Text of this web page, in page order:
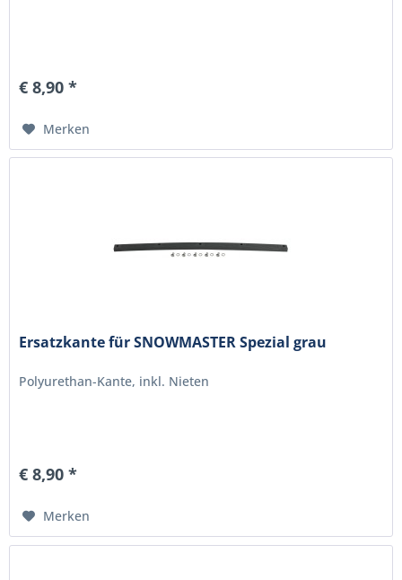
€ 8,90 *
Merken
Ersatzkante für SNOWMASTER Spezial grau
Polyurethan-Kante, inkl. Nieten
€ 8,90 *
Merken